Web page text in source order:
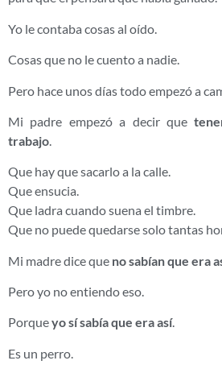
Yo le contaba cosas al oído.
Cosas que no le cuento a nadie.
Pero hace unos días todo empezó a
Mi padre empezó a decir que
trabajo.
Que hay que sacarlo a la calle.
Que ensucia.
Que ladra cuando suena el timbre.
Que no puede quedarse solo tantas
Mi madre dice que no sabían que era
Pero yo no entiendo eso.
Porqueyo sí sabía que era así.
Es un perro.